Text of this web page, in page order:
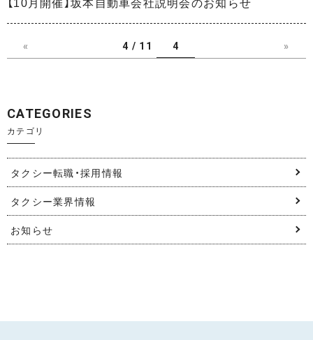
4 / 11
« 4 »
CATEGORIES
カテゴリ
タクシー転職・採用情報
タクシー業界情報
お知らせ